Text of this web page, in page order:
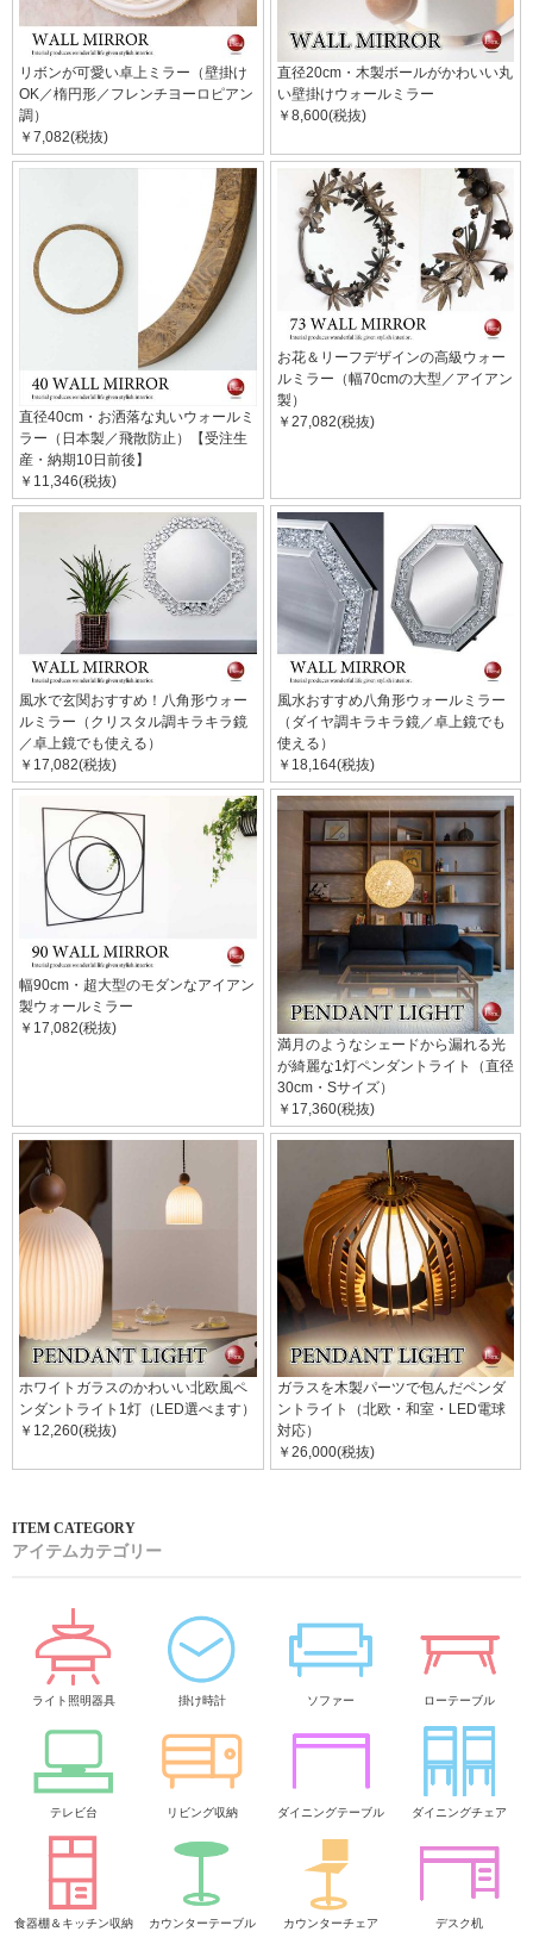
リボンが可愛い卓上ミラー（壁掛け
OK／楕円形／フレンチヨーロピアン
調）
￥7,082(税抜)
直径20cm・木製ボールがかわいい丸
い壁掛けウォールミラー
￥8,600(税抜)
直径40cm・お洒落な丸いウォールミ
ラー（日本製／飛散防止）【受注生
産・納期10日前後】
￥11,346(税抜)
お花＆リーフデザインの高級ウォー
ルミラー（幅70cmの大型／アイアン
製）
￥27,082(税抜)
風水で玄関おすすめ！八角形ウォー
ルミラー（クリスタル調キラキラ鏡
／卓上鏡でも使える）
￥17,082(税抜)
風水おすすめ八角形ウォールミラー
（ダイヤ調キラキラ鏡／卓上鏡でも
使える）
￥18,164(税抜)
幅90cm・超大型のモダンなアイアン
製ウォールミラー
￥17,082(税抜)
満月のようなシェードから漏れる光
が綺麗な1灯ペンダントライト（直径
30cm・Sサイズ）
￥17,360(税抜)
ホワイトガラスのかわいい北欧風ペ
ンダントライト1灯（LED選べます）
￥12,260(税抜)
ガラスを木製パーツで包んだペンダ
ントライト（北欧・和室・LED電球
対応）
￥26,000(税抜)
アイテムカテゴリー
ライト照明器具 掛け時計 ソファー ローテーブル
テレビ台 リビング収納 ダイニングテーブル ダイニングチェア
食器棚＆キッチン収納 カウンターテーブル カウンターチェア デスク机